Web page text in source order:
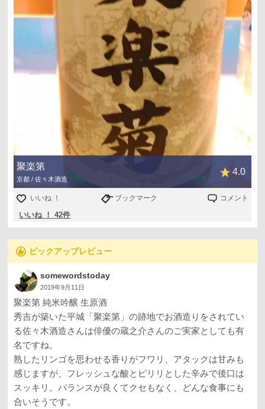
聚楽第
京都 / 佐々木酒造
4.0
いいね ！ ブックマーク コメント
いいね ！ 42件
recommend ピックアップレビュー
somewordstoday
2019年9月11日
聚楽第 純米吟醸 生原酒
秀吉が築いた平城「聚楽第」の跡地でお酒造りをされてい
る佐々木酒造さんは俳優の蔵之介さんのご実家としても有
名ですね。
熟したリンゴを思わせる香りがフワリ、アタックは甘みも
感じますが、フレッシュな酸とピリリとした辛みで後口は
スッキリ。バランスが良くてクセもなく、どんな食事にも
合いそうです。